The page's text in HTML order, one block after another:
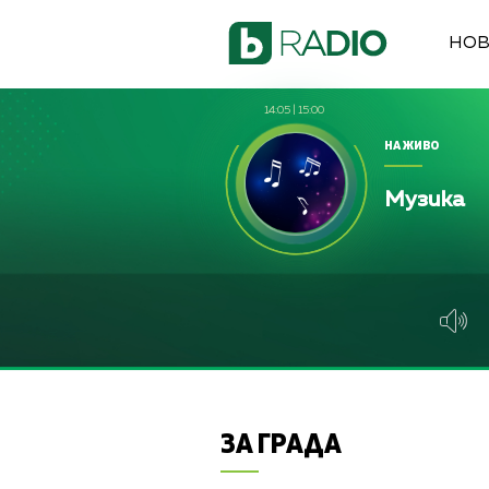
14:05 15:00
НА ЖИВО
Музика
ЗА ГРАДА